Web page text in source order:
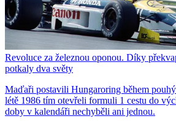
Revoluce za železnou oponou. Díky
potkaly dva světy
Maďaři postavili Hungaroring během
létě 1986 tím otevřeli formuli 1 cestu do
doby v kalendáři nechyběli ani jednou.